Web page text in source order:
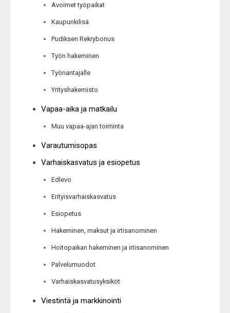
Avoimet työpaikat
Kaupunkilisä
Pudiksen Rekrybonus
Työn hakeminen
Työnantajalle
Yrityshakemisto
Vapaa-aika ja matkailu
Muu vapaa-ajan toiminta
Varautumisopas
Varhaiskasvatus ja esiopetus
Edlevo
Erityisvarhaiskasvatus
Esiopetus
Hakeminen, maksut ja irtisanominen
Hoitopaikan hakeminen ja irtisanominen
Palvelumuodot
Varhaiskasvatusyksiköt
Viestintä ja markkinointi